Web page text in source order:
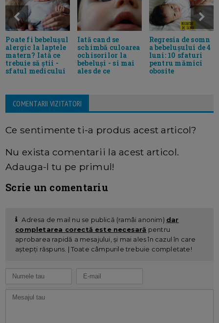
Poate fi bebelușul
alergic la laptele
matern? Iată ce
trebuie să știi -
sfatul medicului
Iată cand se
schimbă culoarea
ochisorilor la
bebeluși - si mai
ales de ce
Regresia de somn
a bebelușului de 4
luni: 10 sfaturi
pentru mămici
obosite
COMENTARII VIZITATORI
Ce sentimente ti-a produs acest articol?
Nu exista comentarii la acest articol.
Adauga-l tu pe primul!
Scrie un comentariu
Adresa de mail nu se publică (ramâi anonim) dar
completarea corectă este necesară pentru
aprobarea rapidă a mesajului, și mai ales în cazul în care
aștepți răspuns. | Toate câmpurile trebuie completate!